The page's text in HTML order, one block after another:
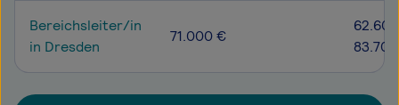
Bereichsleiter/in
in Dresden
71.000 €